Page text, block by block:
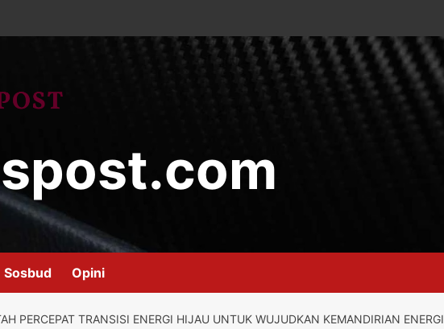
Sosbud Opini
PERCEPAT TRANSISI ENERGI HIJAU UNTUK WUJUDKAN KEMANDIRIAN ENERGI